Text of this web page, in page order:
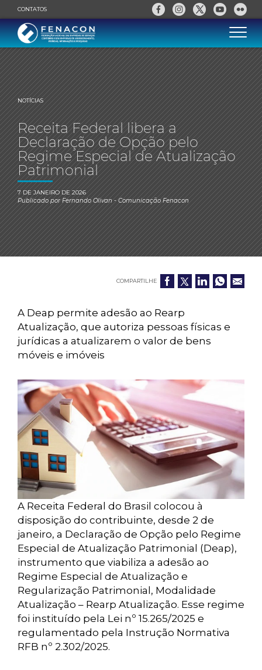
CONTATOS
NOTÍCIAS
Receita Federal libera a
Declaração de Opção pelo
Regime Especial de Atualização
Patrimonial
7 DE JANEIRO DE 2026
Publicado porFernando Olivan- Comunicação Fenacon
COMPARTILHE
A Deap permite adesão ao Rearp
Atualização, que autoriza pessoas físicas e
jurídicas a atualizarem o valor de bens
móveis e imóveis
A Receita Federal do Brasil colocou à
disposição do contribuinte, desde 2 de
janeiro, a Declaração de Opção pelo Regime
Especial de Atualização Patrimonial (Deap),
instrumento que viabiliza a adesão ao
Regime Especial de Atualização e
Regularização Patrimonial, Modalidade
Atualização – Rearp Atualização. Esse regime
foi instituído pela Lei nº 15.265/2025 e
regulamentado pela Instrução Normativa
RFB nº 2.302/2025.